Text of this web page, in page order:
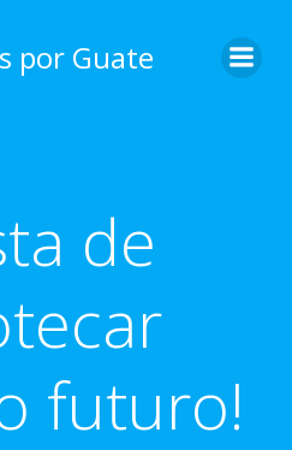
content
por Guate
de
futuro!